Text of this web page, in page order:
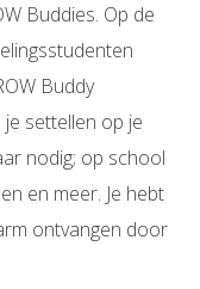
Buddies. Op de
Buddy
je settellen op je
nodig; op school
en meer. Je hebt
ontvangen door